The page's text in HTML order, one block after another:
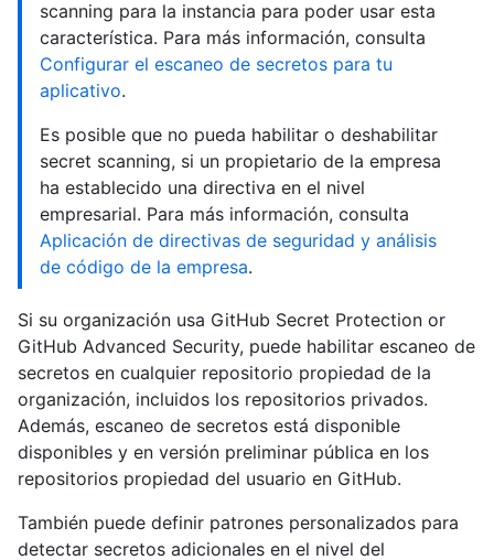
scanning para la instancia para poder usar esta
característica. Para más información, consulta
Configurar el escaneo de secretos para tu
aplicativo.
Es posible que no pueda habilitar o deshabilitar
secret scanning, si un propietario de la empresa
ha establecido una directiva en el nivel
empresarial. Para más información, consulta
Aplicación de directivas de seguridad y análisis
de código de la empresa.
Si su organización usa GitHub Secret Protection or
GitHub Advanced Security, puede habilitar escaneo de
secretos en cualquier repositorio propiedad de la
organización, incluidos los repositorios privados.
Además, escaneo de secretos está disponible
disponibles y en versión preliminar pública en los
repositorios propiedad del usuario en GitHub.
También puede definir patrones personalizados para
detectar secretos adicionales en el nivel del